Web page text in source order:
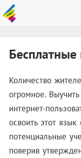
Количество
огромное.
интернет-
освоить этот
потенциальные
поверив